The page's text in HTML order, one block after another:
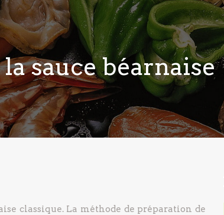
sauce béarnaise
classique. La méthode de préparation de